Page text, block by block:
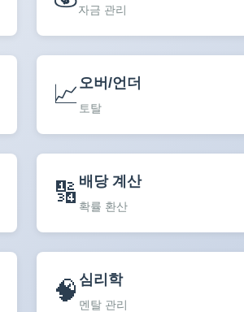
자금 관리
📈 오버/언더
토탈
🔢 배당 계산
확률 환산
🧠 심리학
멘탈 관리